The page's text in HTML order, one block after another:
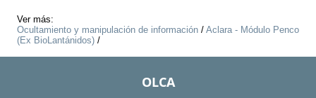
Ver más:
Ocultamiento y manipulación de información / Aclara - Módulo Penco
(Ex BioLantánidos) /
OLCA